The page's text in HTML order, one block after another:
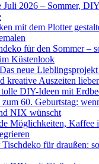
Juli 2026 – Sommer,
mit dem Plotter
für den Sommer –
Küstenlook
neue
kreative Auszeiten
DIY-Ideen mit
60. Geburtstag:
NIX wünscht
Möglichkeiten, Kaffee
für draußen: